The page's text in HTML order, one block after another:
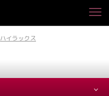
ハイラックス